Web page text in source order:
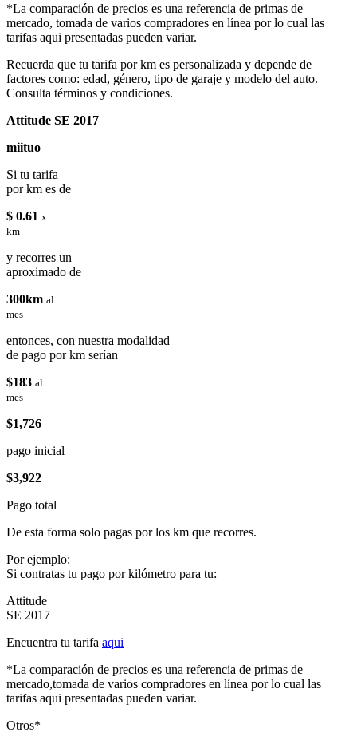
*La comparación de precios es una referencia de primas de
mercado, tomada de varios compradores en línea por lo cual las
tarifas aqui presentadas pueden variar.
Recuerda que tu tarifa por km es personalizada y depende de
factores como: edad, género, tipo de garaje y modelo del auto.
Consulta términos y condiciones.
Attitude SE 2017
miituo
Si tu tarifa
por km es de
$ 0.61 x
km
y recorres un
aproximado de
300km al
mes
entonces, con nuestra modalidad
de pago por km serían
$183 al
mes
$1,726
pago inicial
$3,922
Pago total
De esta forma solo pagas por los km que recorres.
Por ejemplo:
Si contratas tu pago por kilómetro para tu:
Attitude
SE 2017
Encuentra tu tarifa aqui
*La comparación de precios es una referencia de primas de
mercado,tomada de varios compradores en línea por lo cual las
tarifas aqui presentadas pueden variar.
Otros*